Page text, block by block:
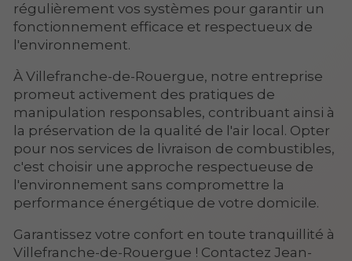
régulièrement vos systèmes pour garantir un
fonctionnement efficace et respectueux de
l'environnement.
À Villefranche-de-Rouergue, notre entreprise
promeut activement des pratiques de
manipulation responsables, contribuant ainsi à
la préservation de la qualité de l'air local. Opter
pour nos services de livraison de combustibles,
c'est choisir une approche respectueuse de
l'environnement sans compromettre la
performance énergétique de votre domicile.
Garantissez votre confort en toute tranquillité à
Villefranche-de-Rouergue ! Contactez Jean-